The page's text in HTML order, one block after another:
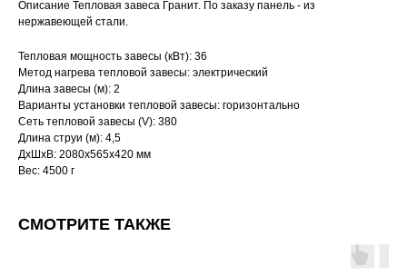
Описание Тепловая завеса Гранит. По заказу панель - из
нержавеющей стали.
Тепловая мощность завесы (кВт): 36
Метод нагрева тепловой завесы: электрический
Длина завесы (м): 2
Варианты установки тепловой завесы: горизонтально
Сеть тепловой завесы (V): 380
Длина струи (м): 4,5
ДxШxВ: 2080x565x420 мм
Вес: 4500 г
СМОТРИТЕ ТАКЖЕ